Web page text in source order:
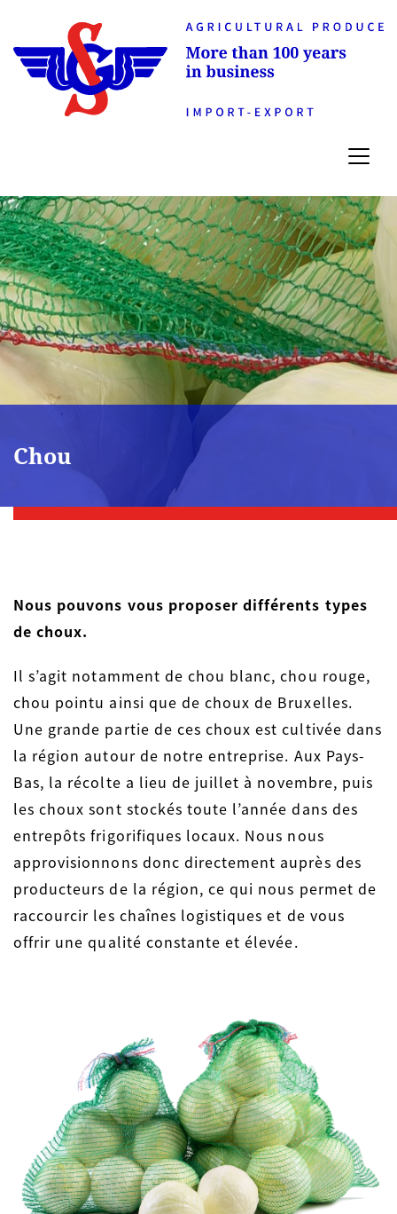
Chou
Nous pouvons vous proposer différents types
de choux.
Il s’agit notamment de chou blanc, chou rouge,
chou pointu ainsi que de choux de Bruxelles.
Une grande partie de ces choux est cultivée dans
la région autour de notre entreprise. Aux Pays-
Bas, la récolte a lieu de juillet à novembre, puis
les choux sont stockés toute l’année dans des
entrepôts frigorifiques locaux. Nous nous
approvisionnons donc directement auprès des
producteurs de la région, ce qui nous permet de
raccourcir les chaînes logistiques et de vous
offrir une qualité constante et élevée.